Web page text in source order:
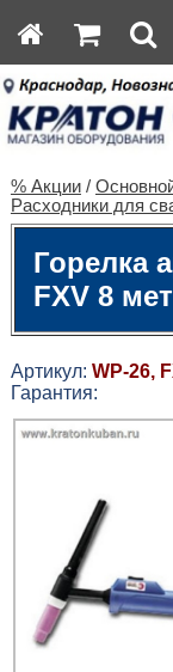
% Акции/
Расходники для
Горелка
FXV 8
Артикул: WP-26,
Гарантия: